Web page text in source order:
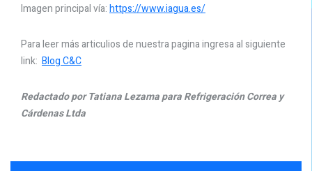
Imagen principal vía:https://www.iagua.es/
Para leer más articulios de nuestra pagina ingresa al siguiente
link: Blog C&C
Redactado por Tatiana Lezama para Refrigeración Correa y
Cárdenas Ltda